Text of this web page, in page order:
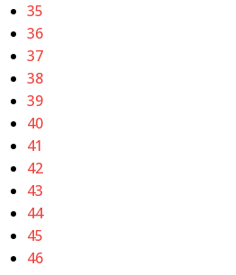
35
36
37
38
39
40
41
42
43
44
45
46